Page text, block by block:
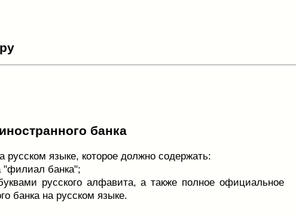
банка
языке, которое должно содержать:
"филиал банка";
русского алфавита, а также полное официальное
банка на русском языке.